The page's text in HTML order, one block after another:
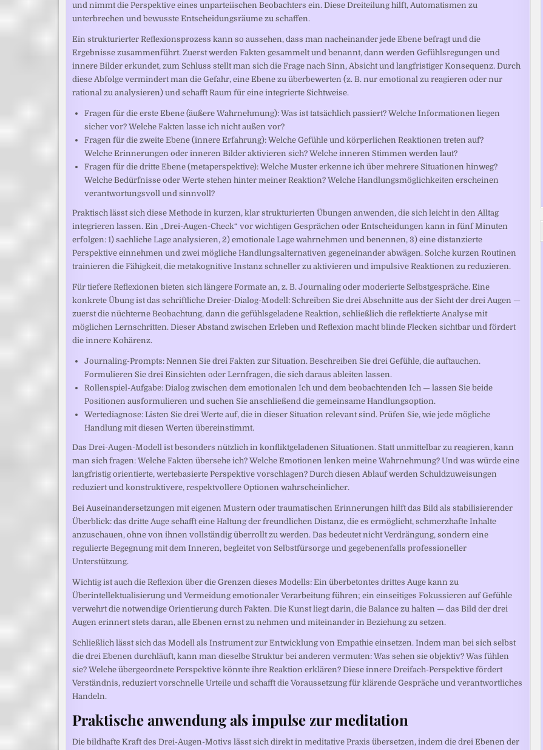
und nimmt die Perspektive eines unparteiischen Beobachters ein. Diese Dreiteilung hilft, Automatismen zu
unterbrechen und bewusste Entscheidungsräume zu schaffen.
Ein strukturierter Reflexionsprozess kann so aussehen, dass man nacheinander jede Ebene befragt und die
Ergebnisse zusammenführt. Zuerst werden Fakten gesammelt und benannt, dann werden Gefühlsregungen und
innere Bilder erkundet, zum Schluss stellt man sich die Frage nach Sinn, Absicht und langfristiger Konsequenz. Durch
diese Abfolge vermindert man die Gefahr, eine Ebene zu überbewerten (z. B. nur emotional zu reagieren oder nur
rational zu analysieren) und schafft Raum für eine integrierte Sichtweise.
Fragen für die erste Ebene (äußere Wahrnehmung): Was ist tatsächlich passiert? Welche Informationen liegen
sicher vor? Welche Fakten lasse ich nicht außen vor?
Fragen für die zweite Ebene (innere Erfahrung): Welche Gefühle und körperlichen Reaktionen treten auf?
Welche Erinnerungen oder inneren Bilder aktivieren sich? Welche inneren Stimmen werden laut?
Fragen für die dritte Ebene (metaperspektive): Welche Muster erkenne ich über mehrere Situationen hinweg?
Welche Bedürfnisse oder Werte stehen hinter meiner Reaktion? Welche Handlungsmöglichkeiten erscheinen
verantwortungsvoll und sinnvoll?
Praktisch lässt sich diese Methode in kurzen, klar strukturierten Übungen anwenden, die sich leicht in den Alltag
integrieren lassen. Ein „Drei-Augen-Check“ vor wichtigen Gesprächen oder Entscheidungen kann in fünf Minuten
erfolgen: 1) sachliche Lage analysieren, 2) emotionale Lage wahrnehmen und benennen, 3) eine distanzierte
Perspektive einnehmen und zwei mögliche Handlungsalternativen gegeneinander abwägen. Solche kurzen Routinen
trainieren die Fähigkeit, die metakognitive Instanz schneller zu aktivieren und impulsive Reaktionen zu reduzieren.
Für tiefere Reflexionen bieten sich längere Formate an, z. B. Journaling oder moderierte Selbstgespräche. Eine
konkrete Übung ist das schriftliche Dreier-Dialog-Modell: Schreiben Sie drei Abschnitte aus der Sicht der drei Augen —
zuerst die nüchterne Beobachtung, dann die gefühlsgeladene Reaktion, schließlich die reflektierte Analyse mit
möglichen Lernschritten. Dieser Abstand zwischen Erleben und Reflexion macht blinde Flecken sichtbar und fördert
die innere Kohärenz.
Journaling-Prompts: Nennen Sie drei Fakten zur Situation. Beschreiben Sie drei Gefühle, die auftauchen.
Formulieren Sie drei Einsichten oder Lernfragen, die sich daraus ableiten lassen.
Rollenspiel-Aufgabe: Dialog zwischen dem emotionalen Ich und dem beobachtenden Ich — lassen Sie beide
Positionen ausformulieren und suchen Sie anschließend die gemeinsame Handlungsoption.
Wertediagnose: Listen Sie drei Werte auf, die in dieser Situation relevant sind. Prüfen Sie, wie jede mögliche
Handlung mit diesen Werten übereinstimmt.
Das Drei-Augen-Modell ist besonders nützlich in konfliktgeladenen Situationen. Statt unmittelbar zu reagieren, kann
man sich fragen: Welche Fakten übersehe ich? Welche Emotionen lenken meine Wahrnehmung? Und was würde eine
langfristig orientierte, wertebasierte Perspektive vorschlagen? Durch diesen Ablauf werden Schuldzuweisungen
reduziert und konstruktivere, respektvollere Optionen wahrscheinlicher.
Bei Auseinandersetzungen mit eigenen Mustern oder traumatischen Erinnerungen hilft das Bild als stabilisierender
Überblick: das dritte Auge schafft eine Haltung der freundlichen Distanz, die es ermöglicht, schmerzhafte Inhalte
anzuschauen, ohne von ihnen vollständig überrollt zu werden. Das bedeutet nicht Verdrängung, sondern eine
regulierte Begegnung mit dem Inneren, begleitet von Selbstfürsorge und gegebenenfalls professioneller
Unterstützung.
Wichtig ist auch die Reflexion über die Grenzen dieses Modells: Ein überbetontes drittes Auge kann zu
Überintellektualisierung und Vermeidung emotionaler Verarbeitung führen; ein einseitiges Fokussieren auf Gefühle
verwehrt die notwendige Orientierung durch Fakten. Die Kunst liegt darin, die Balance zu halten — das Bild der drei
Augen erinnert stets daran, alle Ebenen ernst zu nehmen und miteinander in Beziehung zu setzen.
Schließlich lässt sich das Modell als Instrument zur Entwicklung von Empathie einsetzen. Indem man bei sich selbst
die drei Ebenen durchläuft, kann man dieselbe Struktur bei anderen vermuten: Was sehen sie objektiv? Was fühlen
sie? Welche übergeordnete Perspektive könnte ihre Reaktion erklären? Diese innere Dreifach-Perspektive fördert
Verständnis, reduziert vorschnelle Urteile und schafft die Voraussetzung für klärende Gespräche und verantwortliches
Handeln.
Praktische anwendung als impulse zur meditation
Die bildhafte Kraft des Drei-Augen-Motivs lässt sich direkt in meditative Praxis übersetzen, indem die drei Ebenen der